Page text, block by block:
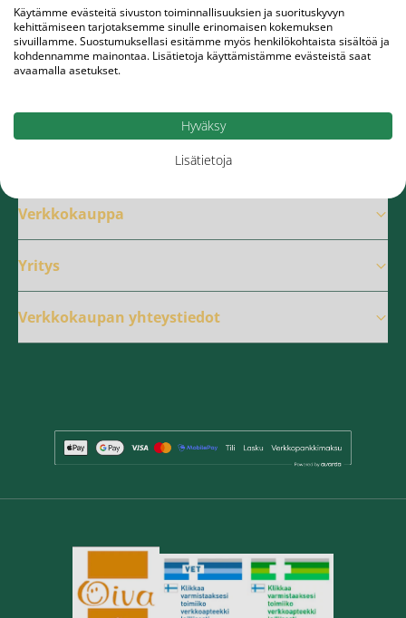
Sähköpostiosoite
Tilaa
Verkkokauppa
Yritys
Verkkokaupan yhteystiedot
Käytämme evästeitä sivuston toiminnallisuuksien ja suorituskyvyn
kehittämiseen tarjotaksemme sinulle erinomaisen kokemuksen
sivuillamme. Suostumuksellasi esitämme myös henkilökohtaista sisältöä ja
kohdennamme mainontaa. Lisätietoja käyttämistämme evästeistä saat
avaamalla asetukset.
Hyväksy
Lisätietoja